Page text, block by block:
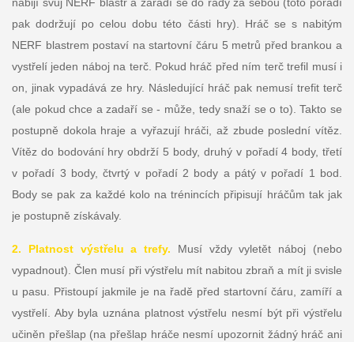
pak dodržují po celou dobu této části hry). Hráč se s nabitým
NERF blastrem postaví na startovní čáru 5 metrů před brankou a
vystřelí jeden náboj na terč. Pokud hráč před ním terč trefil musí i
on, jinak vypadává ze hry. Následující hráč pak nemusí trefit terč
(ale pokud chce a zadaří se - může, tedy snaží se o to). Takto se
postupně dokola hraje a vyřazují hráči, až zbude poslední vítěz.
Vítěz do bodování hry obdrží 5 body, druhý v pořadí 4 body, třetí
v pořadí 3 body, čtvrtý v pořadí 2 body a pátý v pořadí 1 bod.
Body se pak za každé kolo na trénincích připisují hráčům tak jak
je postupně získávaly.
2. Platnost výstřelu a trefy. Musí vždy vyletět náboj (nebo
vypadnout). Člen musí při výstřelu mít nabitou zbraň a mít ji svisle
u pasu. Přistoupí jakmile je na řadě před startovní čáru, zamíří a
vystřelí. Aby byla uznána platnost výstřelu nesmí být při výstřelu
učiněn přešlap (na přešlap hráče nesmí upozornit žádný hráč ani